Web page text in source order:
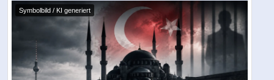
Symbolbild / KI generiert